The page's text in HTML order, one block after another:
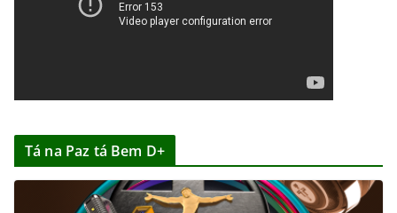
Tá na Paz tá Bem D+